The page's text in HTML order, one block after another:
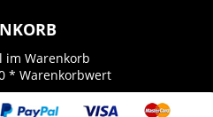
im Warenkorb
* Warenkorbwert